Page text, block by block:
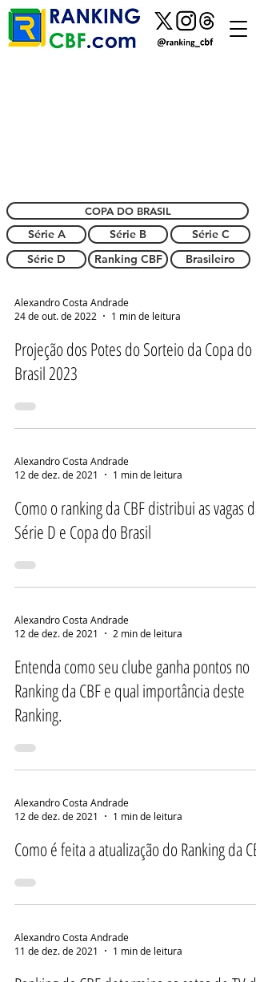
COPA DO BRASIL
Série A Série B
Série C
Série D
Ranking CBF Brasileiro
Alexandro Costa Andrade
24 de out. de 2022
1 min de leitura
Projeção dos Potes do Sorteio da Copa do
Brasil 2023
Alexandro Costa Andrade
12 de dez. de 2021
1 min de leitura
Como o ranking da CBF distribui as vagas da
Série D e Copa do Brasil
Alexandro Costa Andrade
12 de dez. de 2021
2 min de leitura
Entenda como seu clube ganha pontos no
Ranking da CBF e qual importância deste
Ranking.
Alexandro Costa Andrade
12 de dez. de 2021
1 min de leitura
Como é feita a atualização do Ranking da CBF
Alexandro Costa Andrade
11 de dez. de 2021
1 min de leitura